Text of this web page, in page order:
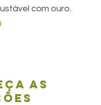
com ouro.
as